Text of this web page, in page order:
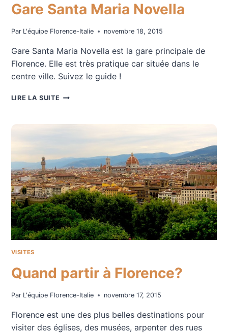
Gare Santa Maria Novella
Par L'équipe Florence-Italie novembre 18, 2015
Gare Santa Maria Novella est la gare principale de
Florence. Elle est très pratique car située dans le
centre ville. Suivez le guide !
LIRE LA SUITE GARE
NOVELLA
VISITES
Quand partir à Florence?
Par L'équipe Florence-Italie novembre 17, 2015
Florence est une des plus belles destinations pour
visiter des églises, des musées, arpenter des rues